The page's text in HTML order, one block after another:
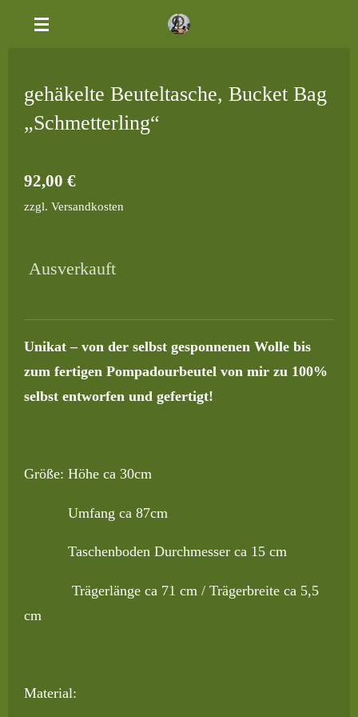
Zum
gehäkelte Beuteltasche, Bucket Bag
„Schmetterling“
92,00 €
zzgl. Versandkosten
Ausverkauft
Unikat – von der selbst gesponnenen Wolle bis
zum fertigen Pompadourbeutel von mir zu 100%
selbst entworfen und gefertigt!
Größe: Höhe ca 30cm
Umfang ca 87cm
Taschenboden Durchmesser ca 15 cm
Trägerlänge ca 71 cm / Trägerbreite ca 5,5
cm
Material: